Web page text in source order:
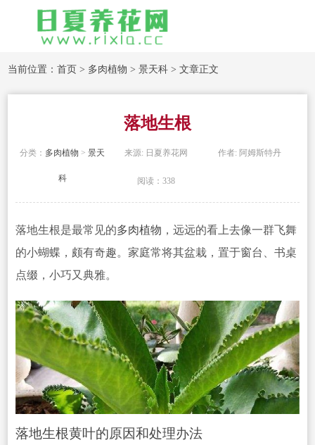
当前位置：首页 > 多肉植物 >景天科 > 文章正文
落地生根
分类： 多肉植物 >景天
科
来源: 日夏养花网 作者: 阿姆斯特丹
阅读：338
落地生根是最常见的多肉植物 ，远远的看上去像一群飞舞
的小蝴蝶，颇有奇趣。家庭常将其盆栽，置于窗台、书桌
点缀，小巧又典雅。
落地生根黄叶的原因和处理办法